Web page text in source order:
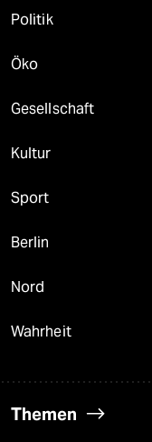
Politik
Öko
Gesellschaft
Kultur
Sport
Berlin
Nord
Wahrheit
Themen